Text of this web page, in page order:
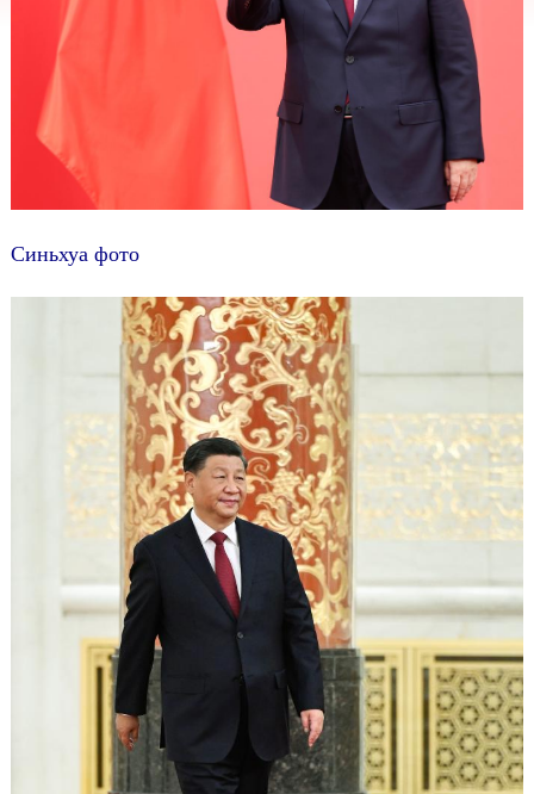
Синьхуа фото